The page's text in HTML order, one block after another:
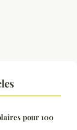
pour 100